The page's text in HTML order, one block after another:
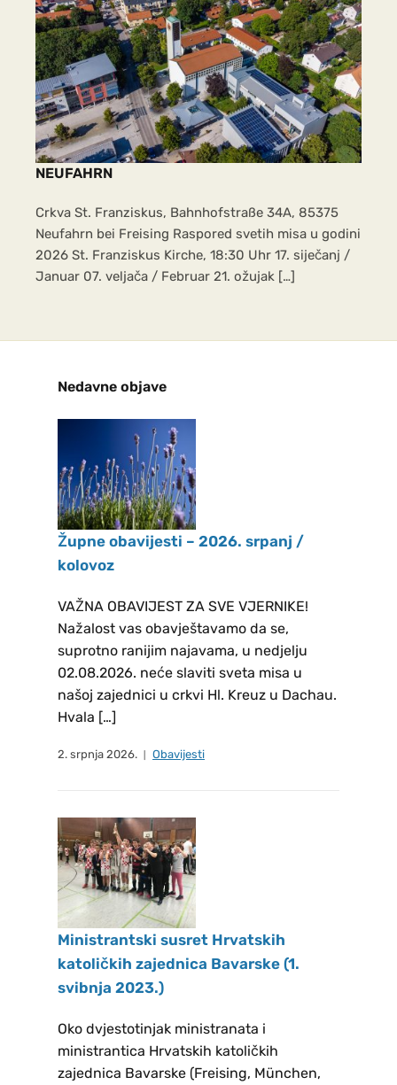
zajedničke grupne karte. Mjesto
susreta: U 08:45 h ujutro s
glavnog kolodvora (Bahnhof) u
Freisingu i u Dachau. Bernarda
Rančić
Rancic.bernarda94@gmail.com i
Marija Vilus NOGOMET za mlade,
djecu i odrasle od 09.10.2026- do
31. ožujka 2027 Svakoga petka u
16:30 sati, osim za vrijeme školskih
praznika u školskoj dvorani
Adresa: Grundschule und
PASTORALNO VIJEĆE ŽUPE –
Župnog vijeća HKM FREISING,
čestitamo na (re)izboru i želimo
puno uspjeha u djelovanju, na
dobrobit zajednice koja ih je
izabrala. REZULTATI GLASANJA
ZA IZBOR NOVOG ŽUPNOG
PASTORALNOG
VIJEĆA LANDSHUT: Tomić
Božana, Bičanić Zvonko i Soldo
Marko REZULTATI GLASANJA ZA
IZBOR NOVOG ŽUPNOG
PASTORALNOG VIJEĆA DACHAU:
Dilber Stipan, Lužanić Ankica,
Krajinović Siniša, Šimunović
GLASANJA ZA IZBOR NOVOG
ŽUPNOG PASTORALNOG
VIJEĆA NEUFAHRN: Matešić Tanja
REZULTATI GLASANJA ZA IZBOR
NOVOG ŽUPNOG PASTORALNOG
VIJEĆA FREISING: Babić Dragoja,
Barešić Albert, Bešlić Slavko,
Davidović Rajko, Hlevnjak Sanja,
Nuhanović Željko, Papak Marica,
Perković Ivan Uz župnika, ostali
članovi župnog pastoralnog vijeća
NEUFAHRN
Crkva St. Franziskus, Bahnhofstraße 34A, 85375
Neufahrn bei Freising Raspored svetih misa u godini
2026 St. Franziskus Kirche, 18:30 Uhr 17. siječanj /
Januar 07. veljača / Februar 21. ožujak […]
Nedavne objave
Župne obavijesti – 2026. srpanj /
kolovoz
VAŽNA OBAVIJEST ZA SVE VJERNIKE!
Nažalost vas obavještavamo da se,
suprotno ranijim najavama, u nedjelju
02.08.2026. neće slaviti sveta misa u
našoj zajednici u crkvi Hl. Kreuz u Dachau.
Hvala […]
2. srpnja 2026. Obavijesti
Ministrantski susret Hrvatskih
katoličkih zajednica Bavarske (1.
svibnja 2023.)
Oko dvjestotinjak ministranata i
ministrantica Hrvatskih katoličkih
zajednica Bavarske (Freising, München,